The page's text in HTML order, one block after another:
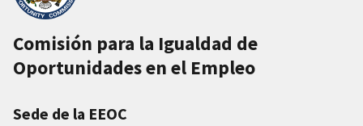
a
v
i
d
Comisión para la Igualdad de
Oportunidades en el Empleo
Sede de la EEOC